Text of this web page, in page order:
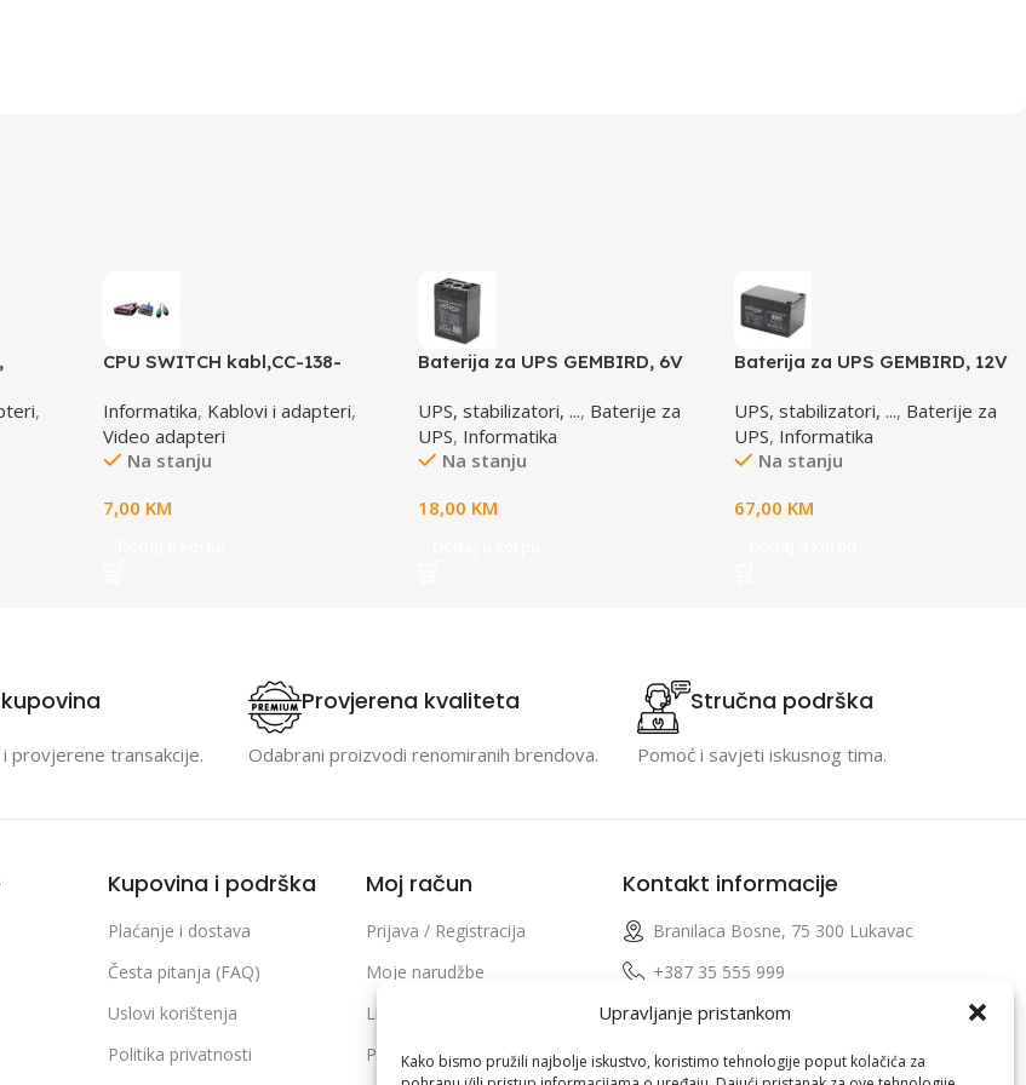
Upravljanje pristankom
Kako bismo pružili najbolje iskustvo, koristimo tehnologije poput kolačića za
,
CPU SWITCH kabl,CC-138-
Informatika, Kablovi i adapteri,
Video adapteri
Na stanju
7,00 KM
Baterija za UPS GEMBIRD, 6V
UPS, stabilizatori, ..., Baterije za
UPS, Informatika
Na stanju
18,00 KM
Baterija za UPS GEMBIRD, 12V
UPS, stabilizatori, ..., Baterije za
UPS, Informatika
Na stanju
67,00 KM
provjerene transakcije.
Provjerena kvaliteta
Odabrani proizvodi renomiranih brendova.
Stručna podrška
Pomoć i savjeti iskusnog tima.
Kupovina i podrška
Plaćanje i dostava
Česta pitanja (FAQ)
Uslovi korištenja
Politika privatnosti
Moj račun
Prijava / Registracija
Moje narudžbe
Lista želja
Poređenje proizvoda
Kontakt informacije
Branilaca Bosne, 75 300 Lukavac
+387 35 555 999
info@pconer.ba
ID: 4210115760008